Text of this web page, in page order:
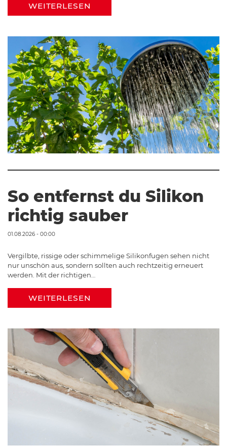
WEITERLESEN
So entfernst du Silikon
richtig sauber
01.08.2026 - 00:00
Vergilbte, rissige oder schimmelige Silikonfugen sehen nicht
nur unschön aus, sondern sollten auch rechtzeitig erneuert
werden. Mit der richtigen…
WEITERLESEN